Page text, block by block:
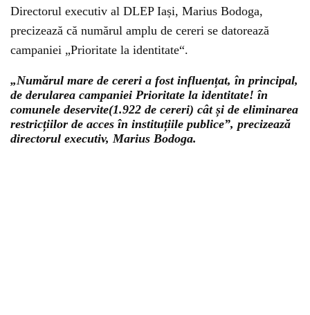
Directorul executiv al DLEP Iași, Marius Bodoga,
precizează că numărul amplu de cereri se datorează
campaniei „Prioritate la identitate“.
„Numărul mare de cereri a fost influențat, în principal,
de derularea campaniei Prioritate la identitate! în
comunele deservite(1.922 de cereri) cât și de eliminarea
restricțiilor de acces în instituțiile publice”, precizează
directorul executiv, Marius Bodoga.